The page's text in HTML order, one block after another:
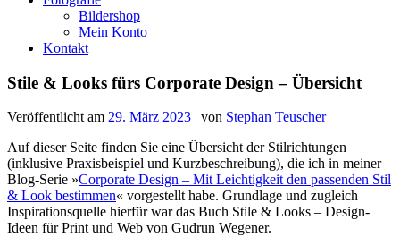
Bildershop
Mein Konto
Kontakt
Stile & Looks fürs Corporate Design – Übersicht
Veröffentlicht am 29. März 2023 | von Stephan Teuscher
Auf dieser Seite finden Sie eine Übersicht der Stilrichtungen
(inklusive Praxisbeispiel und Kurzbeschreibung), die ich in meiner
Blog-Serie »Corporate Design – Mit Leichtigkeit den passenden Stil
& Look bestimmen« vorgestellt habe. Grundlage und zugleich
Inspirationsquelle hierfür war das Buch Stile & Looks – Design-
Ideen für Print und Web von Gudrun Wegener.